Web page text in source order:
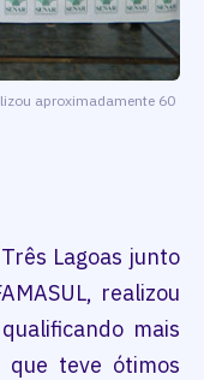
aproximadamente 60
Lagoas junto
realizou
mais
que teve ótimos